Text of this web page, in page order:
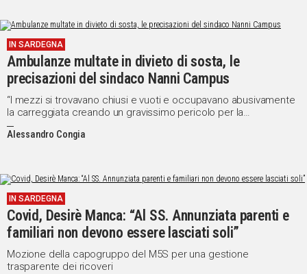
IN SARDEGNA
Ambulanze multate in divieto di sosta, le
precisazioni del sindaco Nanni Campus
“I mezzi si trovavano chiusi e vuoti e occupavano abusivamente
la carreggiata creando un gravissimo pericolo per la
circolazione”
Alessandro Congia
IN SARDEGNA
Covid, Desirè Manca: “Al SS. Annunziata parenti e
familiari non devono essere lasciati soli”
Mozione della capogruppo del M5S per una gestione
trasparente dei ricoveri